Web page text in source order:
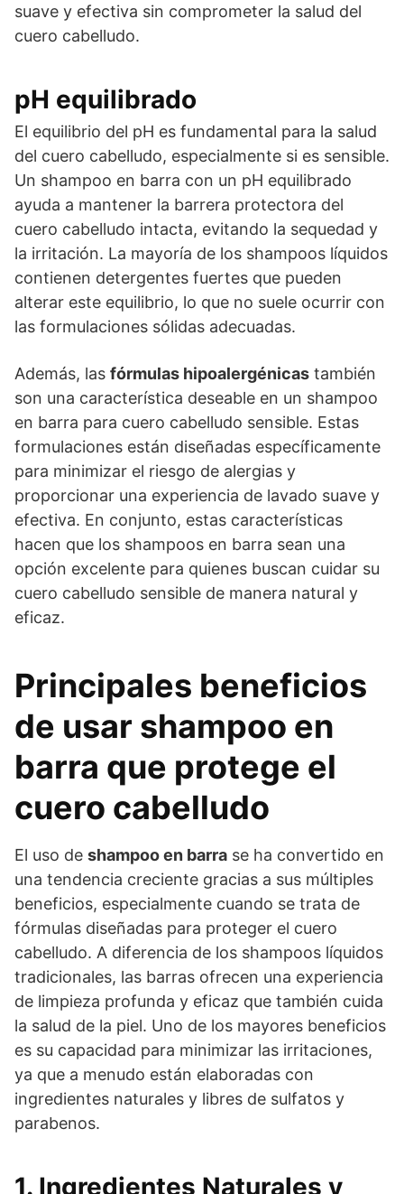
suave y efectiva sin comprometer la salud del
cuero cabelludo.
pH equilibrado
El equilibrio del pH es fundamental para la salud
del cuero cabelludo, especialmente si es sensible.
Un shampoo en barra con un pH equilibrado
ayuda a mantener la barrera protectora del
cuero cabelludo intacta, evitando la sequedad y
la irritación. La mayoría de los shampoos líquidos
contienen detergentes fuertes que pueden
alterar este equilibrio, lo que no suele ocurrir con
las formulaciones sólidas adecuadas.
Además, las fórmulas hipoalergénicas también
son una característica deseable en un shampoo
en barra para cuero cabelludo sensible. Estas
formulaciones están diseñadas específicamente
para minimizar el riesgo de alergias y
proporcionar una experiencia de lavado suave y
efectiva. En conjunto, estas características
hacen que los shampoos en barra sean una
opción excelente para quienes buscan cuidar su
cuero cabelludo sensible de manera natural y
eficaz.
Principales beneficios
de usar shampoo en
barra que protege el
cuero cabelludo
El uso de shampoo en barra se ha convertido en
una tendencia creciente gracias a sus múltiples
beneficios, especialmente cuando se trata de
fórmulas diseñadas para proteger el cuero
cabelludo. A diferencia de los shampoos líquidos
tradicionales, las barras ofrecen una experiencia
de limpieza profunda y eficaz que también cuida
la salud de la piel. Uno de los mayores beneficios
es su capacidad para minimizar las irritaciones,
ya que a menudo están elaboradas con
ingredientes naturales y libres de sulfatos y
parabenos.
1. Ingredientes Naturales y